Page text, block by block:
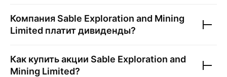
Компания Sable Exploration and Mining
Limited платит дивиденды?
Как купить акции Sable Exploration and
Mining Limited?